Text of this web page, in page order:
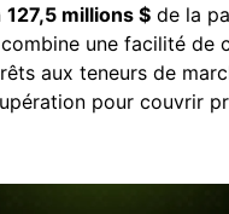
127,5 millions $ de la
une facilité de
aux teneurs de
pour couvrir